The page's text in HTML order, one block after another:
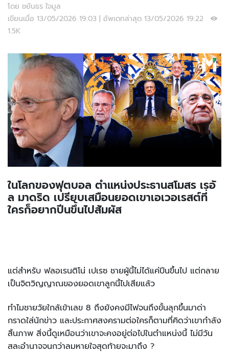
โดย ชยันธร ใจมูล
เขียนเมื่อ 13/05/2026 19:03 | อัพเดทล่าสุด 13/05/2026 19:22
1.5K
ในโลกของฟุตบอล ตำแหน่งประธานสโมสร เรอั
ล มาดริด เปรียบเสมือนยอดเขาเอเวอเรสต์ที่
ใครก็อยากปีนขึ้นไปสัมผัส
แต่สำหรับ ฟลอเรนติโน่ เปเรซ ชายผู้นี้ไม่ได้แค่ปีนขึ้นไป แต่กลาย
เป็นจิตวิญญาณของยอดเขาลูกนี้ไปเสียแล้ว
ทำไมชายวัยใกล้เข้าเลข 8 ถึงยังคงมีไฟจนถึงขั้นลุกขึ้นมาด่า
กราดใส่นักข่าว และประกาศสงครามต่อใครก็ตามที่คิดว่าเขากำลัง
สิ้นภาพ สิ่งนี้ดูเหมือนว่าเขาจะคงอยู่ต่อไปในตำแหน่งนี้ ไม่มีวัน
สละอำนาจจนกว่าลมหายใจสุดท้ายจะมาถึง ?